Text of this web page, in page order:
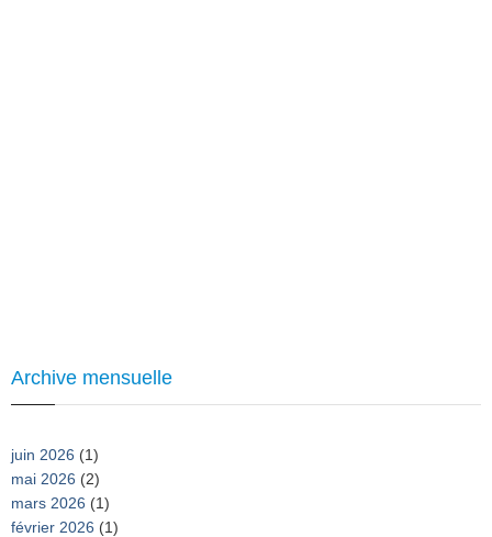
Archive mensuelle
juin 2026 (1)
mai 2026 (2)
mars 2026 (1)
février 2026 (1)